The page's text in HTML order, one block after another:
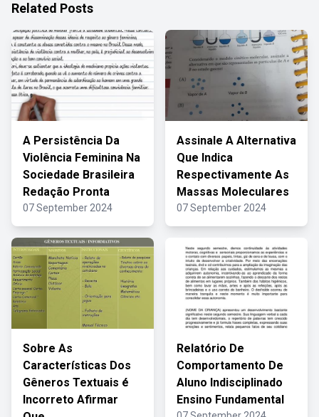
Related Posts
A Persistência Da
Violência Feminina Na
Sociedade Brasileira
Redação Pronta
07 September 2024
Assinale A Alternativa
Que Indica
Respectivamente As
Massas Moleculares
07 September 2024
Sobre As
Características Dos
Gêneros Textuais é
Incorreto Afirmar
Relatório De
Comportamento De
Aluno Indisciplinado
Ensino Fundamental